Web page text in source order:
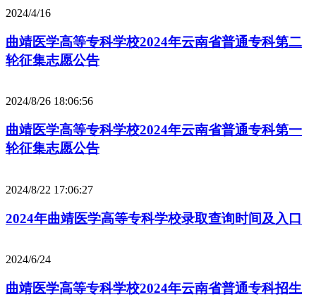
2024/4/16
曲靖医学高等专科学校2024年云南省普通专科第二
轮征集志愿公告
2024/8/26 18:06:56
曲靖医学高等专科学校2024年云南省普通专科第一
轮征集志愿公告
2024/8/22 17:06:27
2024年曲靖医学高等专科学校录取查询时间及入口
2024/6/24
曲靖医学高等专科学校2024年云南省普通专科招生